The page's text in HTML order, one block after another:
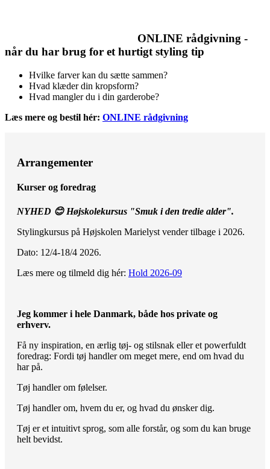
ONLINE rådgivning -
når du har brug for et hurtigt styling tip
Hvilke farver kan du sætte sammen?
Hvad klæder din kropsform?
Hvad mangler du i din garderobe?
Læs mere og bestil hér: ONLINE rådgivning
Arrangementer
Kurser og foredrag
NYHED 😊 Højskolekursus "Smuk i den tredie alder".
Stylingkursus på Højskolen Marielyst vender tilbage i 2026.
Dato: 12/4-18/4 2026.
Læs mere og tilmeld dig hér: Hold 2026-09
Jeg kommer i hele Danmark, både hos private og
erhverv.
Få ny inspiration, en ærlig tøj- og stilsnak eller et powerfuldt
foredrag: Fordi tøj handler om meget mere, end om hvad du
har på.
Tøj handler om følelser.
Tøj handler om, hvem du er, og hvad du ønsker dig.
Tøj er et intuitivt sprog, som alle forstår, og som du kan bruge
helt bevidst.